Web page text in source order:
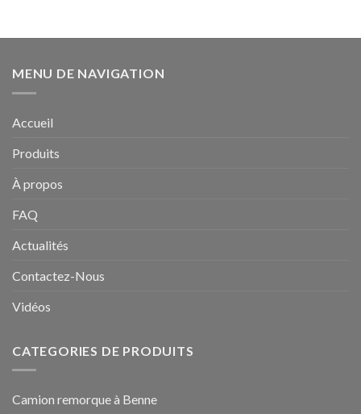
MENU DE NAVIGATION
Accueil
Produits
À propos
FAQ
Actualités
Contactez-Nous
Vidéos
CATEGORIES DE PRODUITS
Camion remorque à Benne